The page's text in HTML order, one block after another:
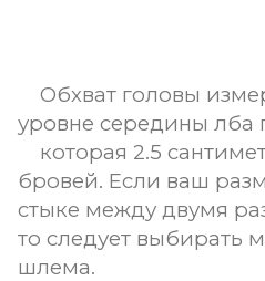
Обхват головы
уровне середины лба
которая 2.5
бровей. Если ваш
стыке между двумя
то следует выбирать
шлема.